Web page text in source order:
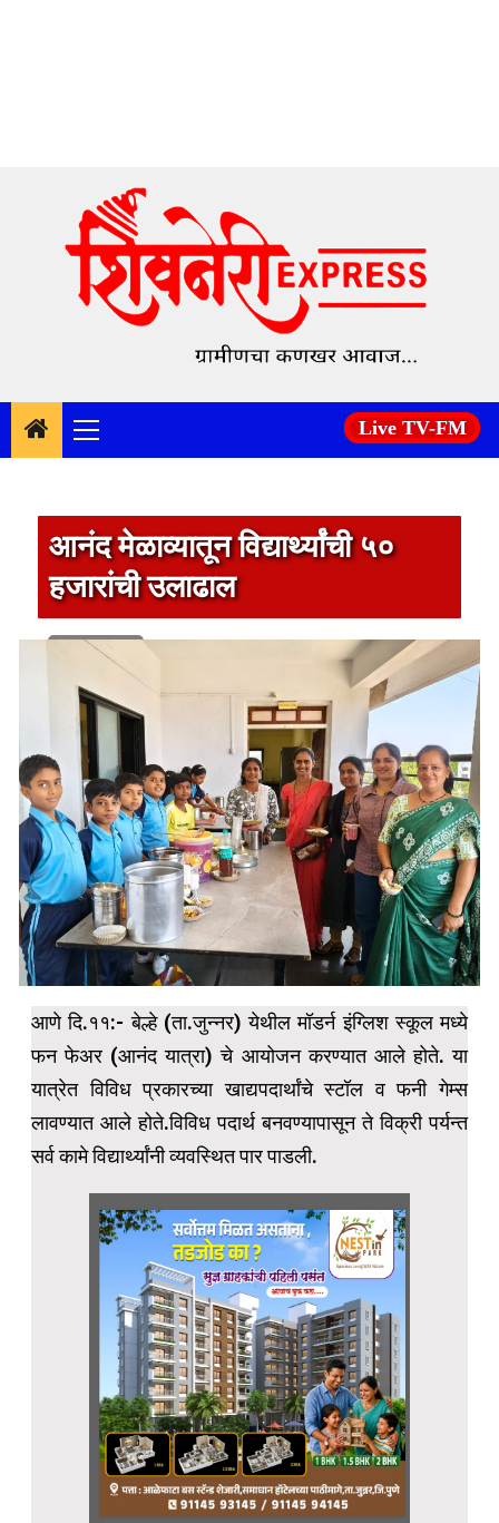
content
Primary
Menu
Live TV-FM
आनंद मेळाव्यातून विद्यार्थ्यांची ५०
हजारांची उलाढाल
1 min read
आणे दि.११:- बेल्हे (ता.जुन्नर) येथील मॉडर्न इंग्लिश स्कूल मध्ये
फन फेअर (आनंद यात्रा) चे आयोजन करण्यात आले होते. या
यात्रेत विविध प्रकारच्या खाद्यपदार्थांचे स्टॉल व फनी गेम्स
लावण्यात आले होते.विविध पदार्थ बनवण्यापासून ते विक्री पर्यन्त
सर्व कामे विद्यार्थ्यांनी व्यवस्थित पार पाडली.